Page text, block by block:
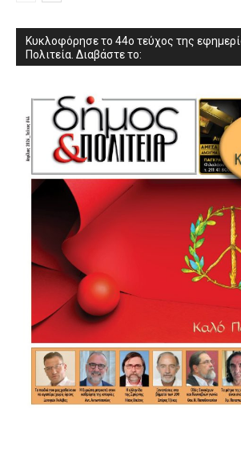
Κυκλοφόρησε το 44ο τεύχος της
Πολιτεία. Διαβάστε το: